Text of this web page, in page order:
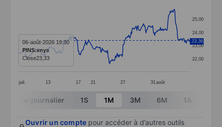
Line chart with 299 data points.
The chart has 1 X axis displaying categories.
The chart has 1 Y axis displaying values. Data
juil. 13 17 21 27 31 août
22,00
23,00
24,00
25,00
23,36
06-août-2026 19:30
PINS:xnys
Close23,33
End of interactive chart.
Intra-journalier 1S 1M 3M 6M 1A
Ouvrir un compte pour accéder à d’autres outils